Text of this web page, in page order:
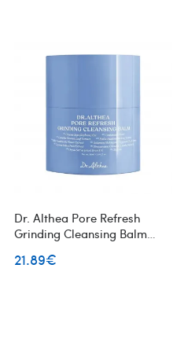
Dr. Althea Pore Refresh
Grinding Cleansing Balm
balzamas
21.89€